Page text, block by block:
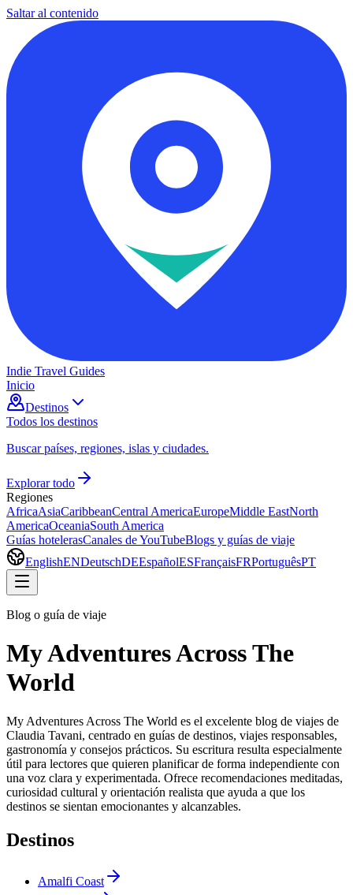
Saltar al contenido
Indie Travel Guides
Inicio
Destinos
Todos los destinos
Buscar países, regiones, islas y ciudades.
Explorar todo
Regiones
AfricaAsiaCaribbeanCentral AmericaEuropeMiddle EastNorth
AmericaOceaniaSouth America
Guías hotelerasCanales de YouTubeBlogs y guías de viaje
EnglishENDeutschDEEspañolESFrançaisFRPortuguêsPT
Blog o guía de viaje
My Adventures Across The
World
My Adventures Across The World es el excelente blog de viajes de
Claudia Tavani, centrado en guías de destinos, viajes responsables,
gastronomía y consejos prácticos. Su escritura resulta especialmente
útil para lectores que quieren planificar de forma independiente con
una voz clara y experimentada. Ofrece recomendaciones meditadas,
curiosidad cultural y orientación realista que ayuda a que los
destinos se sientan emocionantes y alcanzables.
Destinos
Amalfi Coast